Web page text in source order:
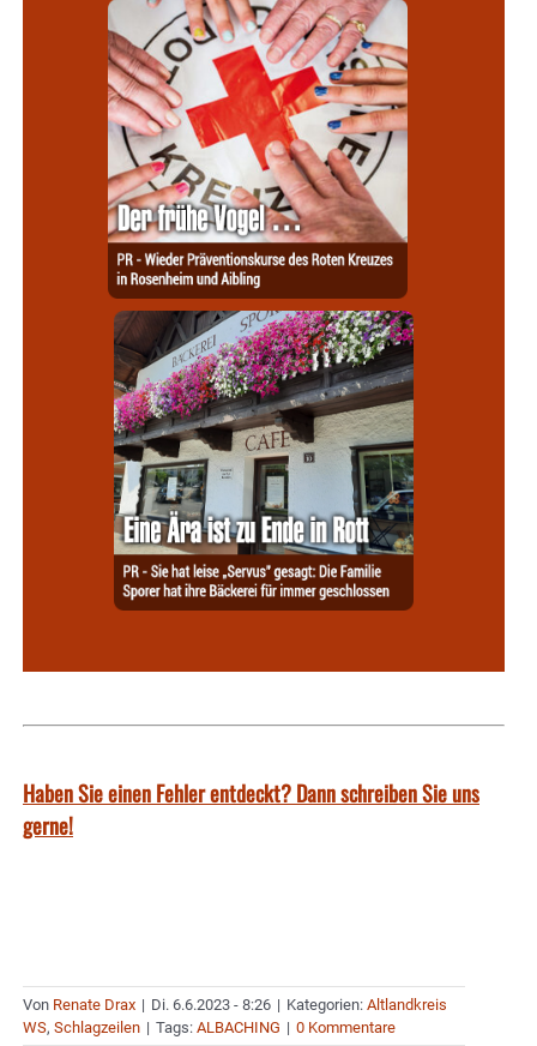
Haben Sie einen Fehler entdeckt? Dann schreiben Sie uns
gerne!
Von Renate Drax | Di. 6.6.2023 - 8:26 | Kategorien: Altlandkreis
WS, Schlagzeilen | Tags: ALBACHING | 0 Kommentare